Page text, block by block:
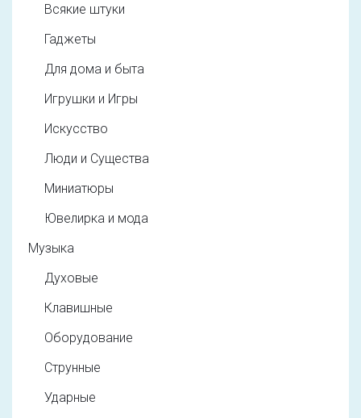
Всякие штуки
Гаджеты
Для дома и быта
Игрушки и Игры
Искусство
Люди и Существа
Миниатюры
Ювелирка и мода
Музыка
Духовые
Клавишные
Оборудование
Струнные
Ударные